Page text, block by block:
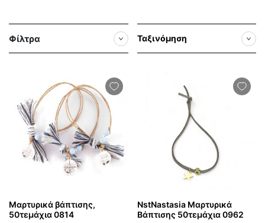
Ταξινόμηση
Μαρτυρικά βάπτισης,
50τεμάχια 0814
NstNastasia Μαρτυρικά
Βάπτισης 50τεμάχια 0962
Φίλτρα